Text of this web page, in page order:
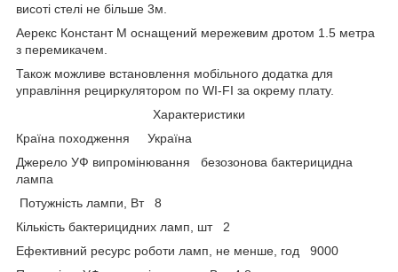
висоті стелі не більше 3м.
Аерекс Констант М оснащений мережевим дротом 1.5 метра
з перемикачем.
Також можливе встановлення мобільного додатка для
управління рециркулятором по WI-FI за окрему плату.
Характеристики
Країна походження Україна
Джерело УФ випромінювання безозонова бактерицидна
лампа
Потужність лампи, Вт 8
Кількість бактерицидних ламп, шт 2
Ефективний ресурс роботи ламп, не менше, год 9000